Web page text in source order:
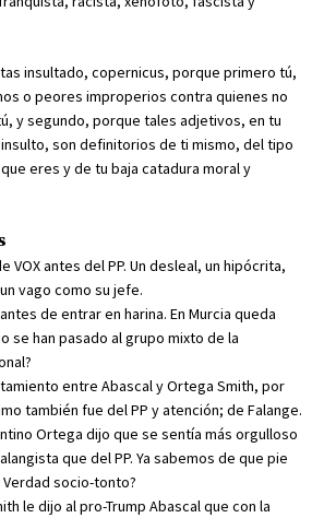
insultado, copernicus, porque primero tú,
o peores improperios contra quienes no
y segundo, porque tales adjetivos, en tu
insulto, son definitorios de ti mismo, del tipo
eres y de tu baja catadura moral y
VOX antes del PP. Un desleal, un hipócrita,
vago como su jefe.
de entrar en harina. En Murcia queda
se han pasado al grupo mixto de la
entre Abascal y Ortega Smith, por
también fue del PP y atención; de Falange.
Ortega dijo que se sentía más orgulloso
que del PP. Ya sabemos de que pie
socio-tonto?
le dijo al pro-Trump Abascal que con la